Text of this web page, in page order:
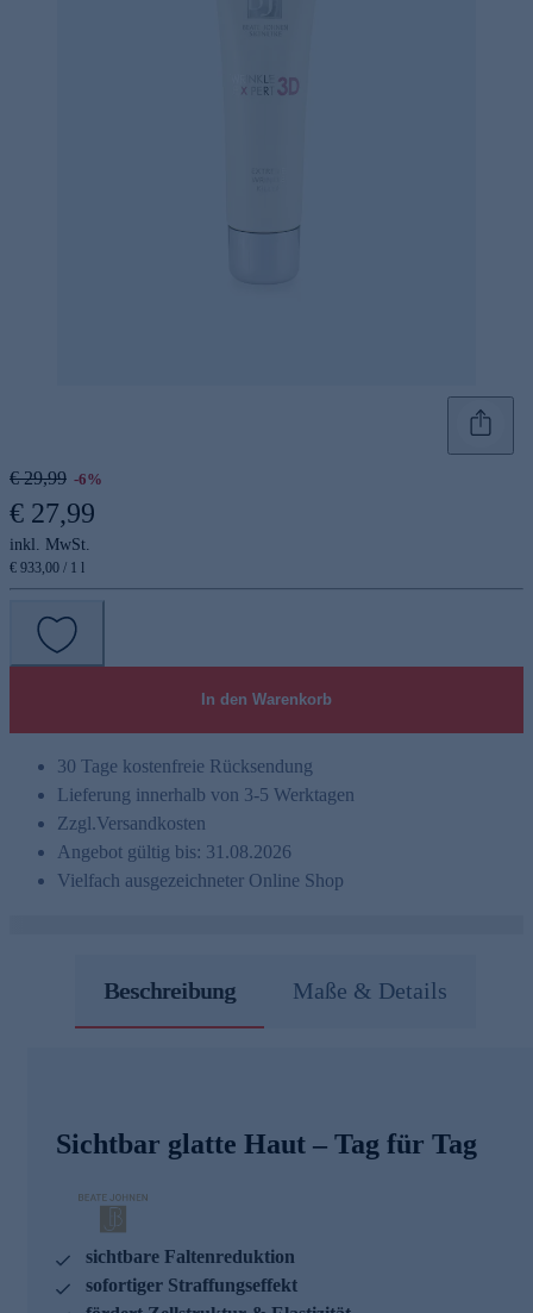
€ 29,99 -6%
€ 27,99
inkl. MwSt.
€ 933,00 / 1 l
In den Warenkorb
30 Tage kostenfreie Rücksendung
Lieferung innerhalb von 3-5 Werktagen
Zzgl.Versandkosten
Angebot gültig bis: 31.08.2026
Vielfach ausgezeichneter Online Shop
Beschreibung Maße & Details
Sichtbar glatte Haut – Tag für Tag
sichtbare Faltenreduktion
sofortiger Straffungseffekt